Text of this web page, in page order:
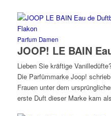
Parfum Damen
JOOP! LE BAIN
Lieben Sie kräftige
Die Parfümmarke Joop!
Frauen unter dem
erste Duft dieser Marke kam